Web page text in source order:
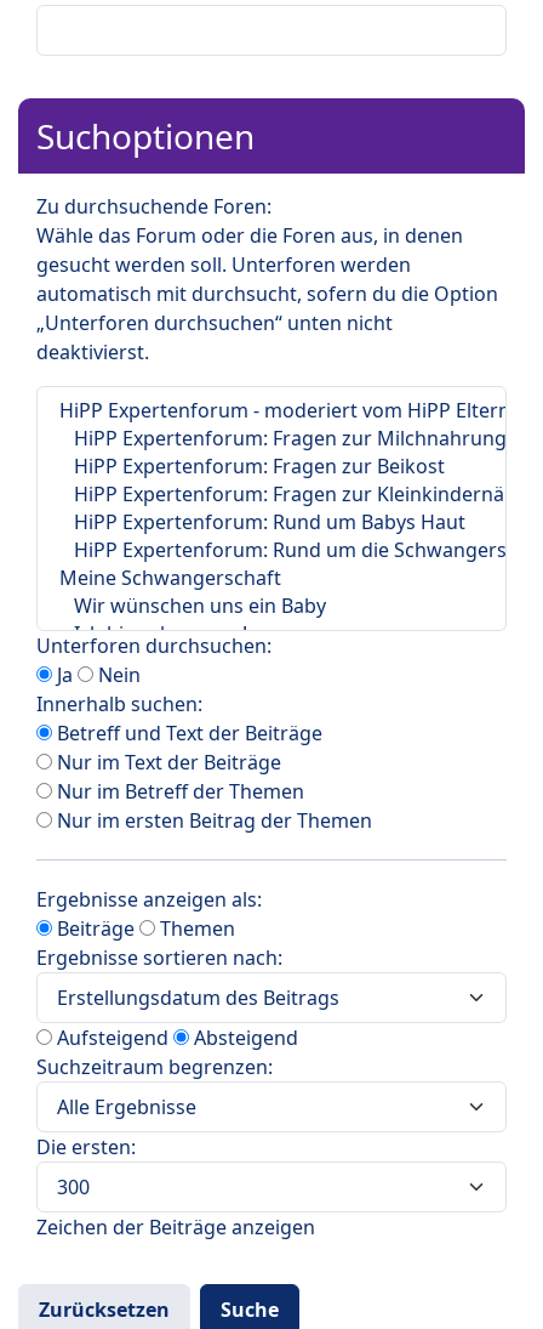
Suchoptionen
Zu durchsuchende Foren:
Wähle das Forum oder die Foren aus, in denen
gesucht werden soll. Unterforen werden
automatisch mit durchsucht, sofern du die Option
„Unterforen durchsuchen“ unten nicht
deaktivierst.
Unterforen durchsuchen:
Ja
Nein
Innerhalb suchen:
Betreff und Text der Beiträge
Nur im Text der Beiträge
Nur im Betreff der Themen
Nur im ersten Beitrag der Themen
Ergebnisse anzeigen als:
Beiträge
Themen
Ergebnisse sortieren nach:
Aufsteigend
Absteigend
Suchzeitraum begrenzen:
Die ersten:
Zeichen der Beiträge anzeigen